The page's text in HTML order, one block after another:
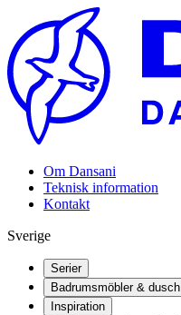
Om Dansani
Teknisk information
Kontakt
Sverige
Serier
Badrumsmöbler & dusch
Inspiration